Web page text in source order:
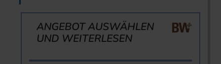
ANGEBOT AUSWÄHLEN
UND WEITERLESEN